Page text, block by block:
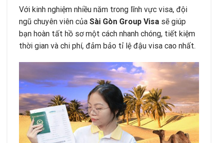
Với kinh nghiệm nhiều năm trong lĩnh vực visa, đội
ngũ chuyên viên của Sài Gòn Group Visa sẽ giúp
bạn hoàn tất hồ sơ một cách nhanh chóng, tiết kiệm
thời gian và chi phí, đảm bảo tỉ lệ đậu visa cao nhất.